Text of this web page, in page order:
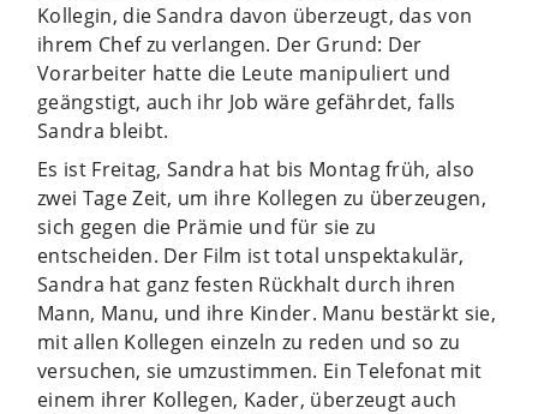
Kollegin, die Sandra davon überzeugt, das von
ihrem Chef zu verlangen. Der Grund: Der
Vorarbeiter hatte die Leute manipuliert und
geängstigt, auch ihr Job wäre gefährdet, falls
Sandra bleibt.
Es ist Freitag, Sandra hat bis Montag früh, also
zwei Tage Zeit, um ihre Kollegen zu überzeugen,
sich gegen die Prämie und für sie zu
entscheiden. Der Film ist total unspektakulär,
Sandra hat ganz festen Rückhalt durch ihren
Mann, Manu, und ihre Kinder. Manu bestärkt sie,
mit allen Kollegen einzeln zu reden und so zu
versuchen, sie umzustimmen. Ein Telefonat mit
einem ihrer Kollegen, Kader, überzeugt auch